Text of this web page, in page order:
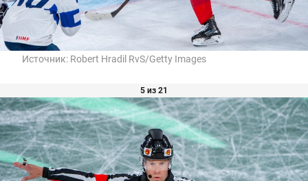
Источник: Robert Hradil RvS/Getty Images
5 из 21